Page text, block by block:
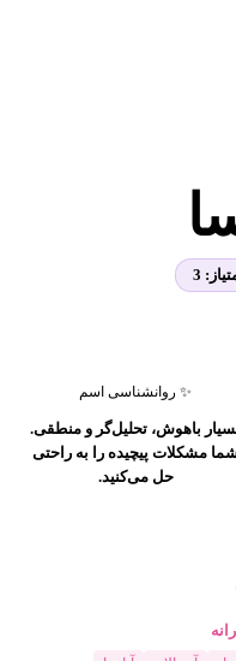
3
✨ روانشناسی اسم
باهوش، تحلیل‌گر و منطقی.
مشکلات پیچیده را به راحتی
حل می‌کنید.